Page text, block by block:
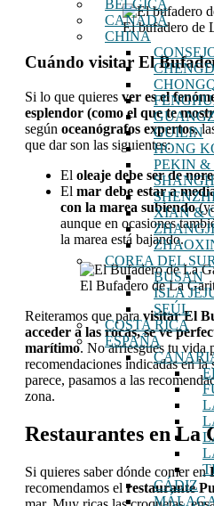
BÉLGICA
CANADÁ
CHINA
GUILIN
HONG
PEKIN
XIAN &
COREA DEL SUR
BUSAN
ISLA
SEÚL
COSTA RICA
ESPAÑA
CÁDIZ
El bufadero de
Cuándo visitar El
Si lo que quieres ver es el
esplendor (como el que te
según oceanógrafos expertos,
que dar son las siguientes:
El oleaje debe ser de
El mar debe estar a
con la marea subiendo
aunque en ocasiones
la marea está bajando.
El Bufadero de La
Reiteramos que para visitar El
acceder a las rocas, se ve
marítimo. No arriesgues tu vida
recomendaciones indicadas en la
parece, pasamos a las
zona.
Restaurantes en La
Si quieres saber dónde comer en
recomendamos el restaurante